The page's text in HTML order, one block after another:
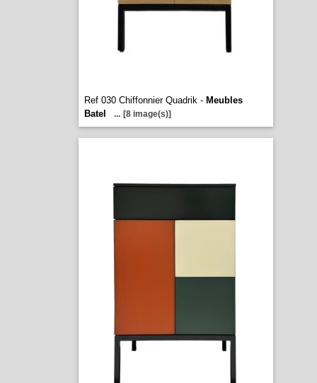
Ref 030 Chiffonnier Quadrik - Meubles
Batel
... [8 image(s)]